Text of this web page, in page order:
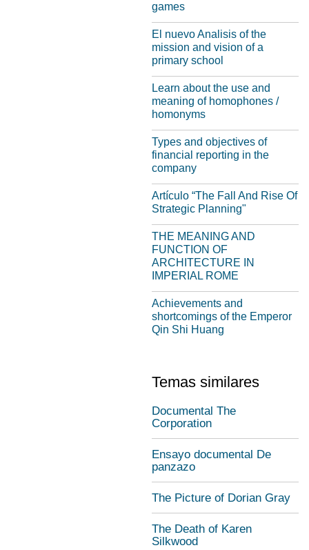
games
El nuevo Analisis of the
mission and vision of a
primary school
Learn about the use and
meaning of homophones /
homonyms
Types and objectives of
financial reporting in the
company
Artículo “The Fall And Rise Of
Strategic Planning"
THE MEANING AND
FUNCTION OF
ARCHITECTURE IN
IMPERIAL ROME
Achievements and
shortcomings of the Emperor
Qin Shi Huang
Temas similares
Documental The
Corporation
Ensayo documental De
panzazo
The Picture of Dorian Gray
The Death of Karen
Silkwood